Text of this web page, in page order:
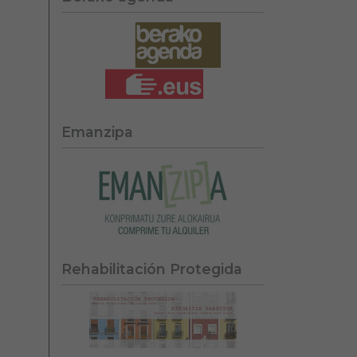
Emanzipa
Rehabilitación Protegida